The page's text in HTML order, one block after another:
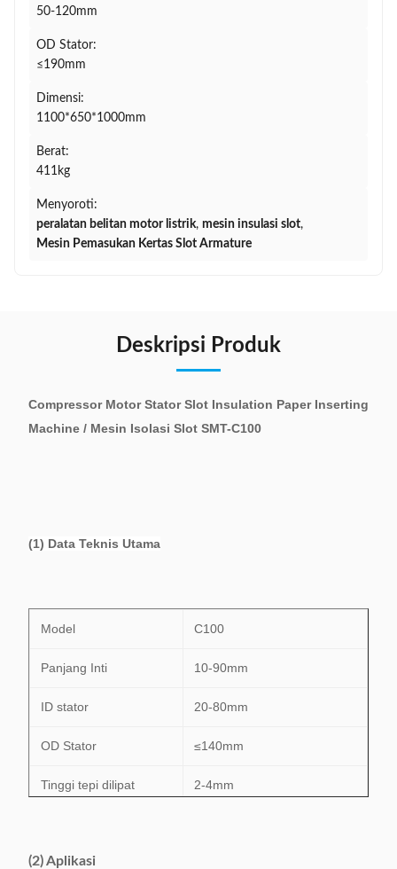
50-120mm
OD Stator:
≤190mm
Dimensi:
1100*650*1000mm
Berat:
411kg
Menyoroti:
peralatan belitan motor listrik, mesin insulasi slot,
Mesin Pemasukan Kertas Slot Armature
Deskripsi Produk
Compressor Motor Stator Slot Insulation Paper Inserting
Machine / Mesin Isolasi Slot SMT-C100
(1) Data Teknis Utama
Model C100
Panjang Inti 10-90mm
ID stator 20-80mm
OD Stator ≤140mm
Tinggi tepi dilipat 2-4mm
(2) Aplikasi